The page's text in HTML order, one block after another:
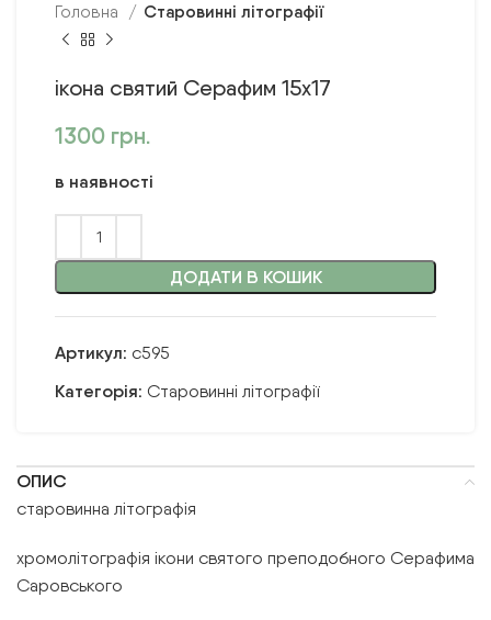
Головна Старовинні літографії
ікона святий Серафим 15х17
1300 грн.
в наявності
ДОДАТИ В КОШИК
Артикул: с595
Категорія: Старовинні літографії
ОПИС
старовинна літографія
хромолітографія ікони святого преподобного Серафима
Саровського